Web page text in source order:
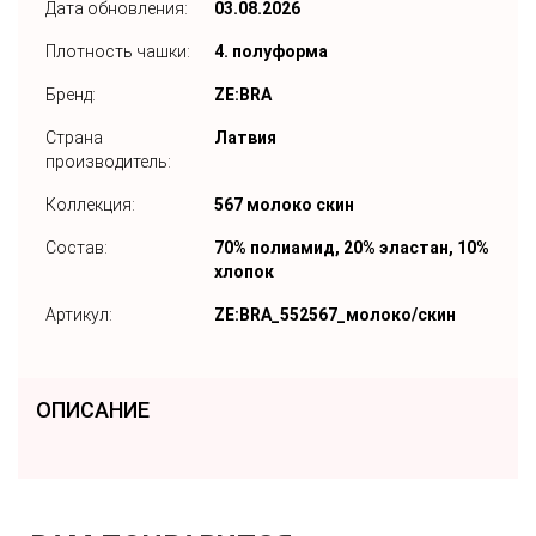
Дата обновления: 03.08.2026
Плотность чашки: 4. полуформа
Бренд: ZE:BRA
Страна
производитель:
Латвия
Коллекция: 567 молоко скин
Состав:
70% полиамид, 20% эластан, 10%
хлопок
Артикул: ZE:BRA_552567_молоко/скин
ОПИСАНИЕ